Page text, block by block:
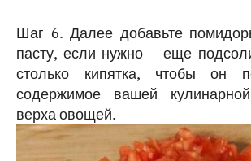
Шаг 6. Далее добавьте
пасту, если нужно – еще
столько кипятка, чтобы он
содержимое вашей
верха овощей.